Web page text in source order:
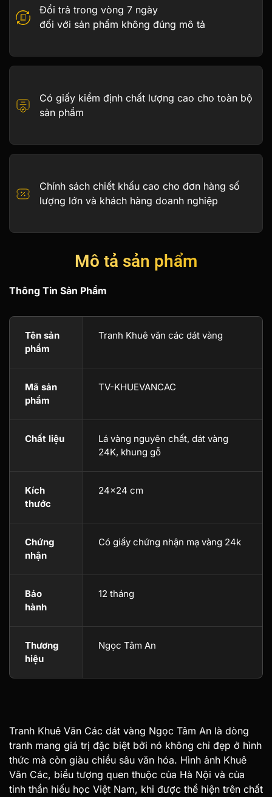
Đổi trả trong vòng 7 ngày
đối với sản phẩm không đúng mô tả
Có giấy kiểm định chất lượng cao cho toàn bộ
sản phẩm
Chính sách chiết khấu cao cho đơn hàng số
lượng lớn và khách hàng doanh nghiệp
Mô tả sản phẩm
Thông Tin Sản Phẩm
Tên sản
phẩm
Tranh Khuê văn các dát vàng
Mã sản
phẩm
TV-KHUEVANCAC
Chất liệu
Lá vàng nguyên chất, dát vàng
24K, khung gỗ
Kích
thước
24×24 cm
Chứng
nhận
Có giấy chứng nhận mạ vàng 24k
Bảo
hành
12 tháng
Thương
hiệu
Ngọc Tâm An
Tranh Khuê Văn Các dát vàng Ngọc Tâm An là dòng
tranh mang giá trị đặc biệt bởi nó không chỉ đẹp ở hình
thức mà còn giàu chiều sâu văn hóa. Hình ảnh Khuê
Văn Các, biểu tượng quen thuộc của Hà Nội và của
tinh thần hiếu học Việt Nam, khi được thể hiện trên chất